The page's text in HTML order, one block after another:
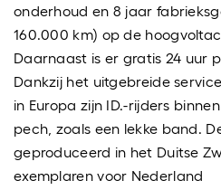
onderhoud en 8 jaar
160.000 km) op de
Daarnaast is er gratis 24 uur
Dankzij het uitgebreide
in Europa zijn ID.-rijders
pech, zoals een lekke band.
geproduceerd in het Duitse
exemplaren voor Nederland